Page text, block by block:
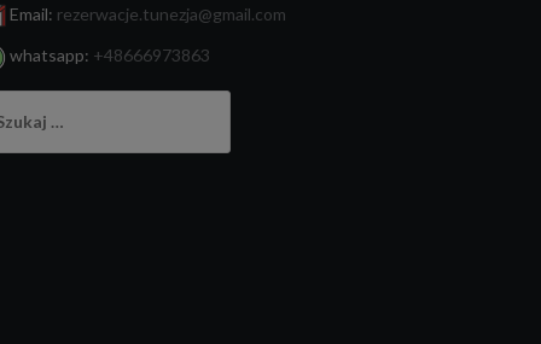
Email: rezerwacje.tunezja@gmail.com
whatsapp: +48666973863